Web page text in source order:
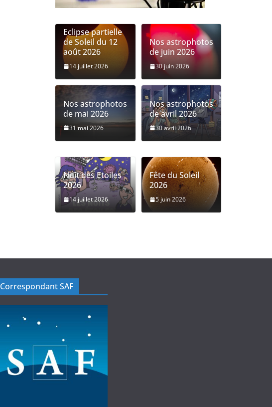
Eclipse partielle
de Soleil du 12
août 2026
14 juillet 2026
Nos astrophotos
de juin 2026
30 juin 2026
Nos astrophotos
de mai 2026
31 mai 2026
Nos astrophotos
de avril 2026
30 avril 2026
Nuit des Etoiles
2026
14 juillet 2026
Fête du Soleil
2026
5 juin 2026
Correspondant SAF